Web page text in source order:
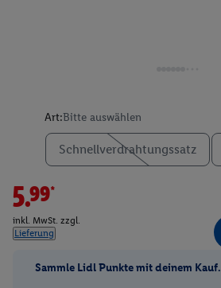
Art:Bitte auswählen
Schnellverdrahtungssatz
5.99*
inkl. MwSt. zzgl.
Lieferung
Sammle Lidl Punkte mit deinem Kauf.